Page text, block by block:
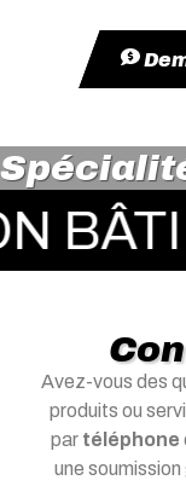
Avez-vous des
produits ou
par téléphone
une